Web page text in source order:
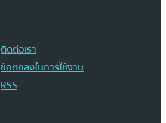
ติดต่อเรา
ข้อตกลงในการใช้งาน
RSS